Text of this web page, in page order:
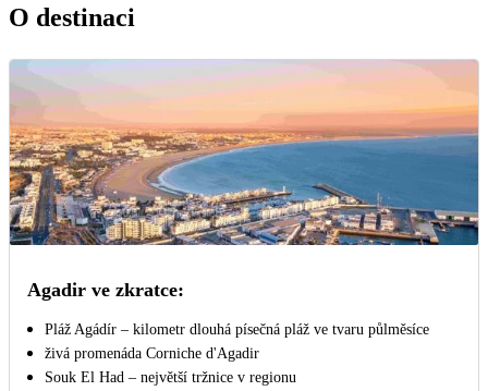
O destinaci
Agadir ve zkratce:
Pláž Agádír – kilometr dlouhá písečná pláž ve tvaru půlměsíce
živá promenáda Corniche d'Agadir
Souk El Had – největší tržnice v regionu